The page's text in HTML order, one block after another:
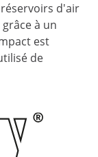
d'air
à un
est
de